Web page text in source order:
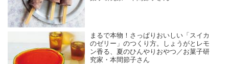
まるで本物！さっぱりおいしい「スイカ
のゼリー」のつくり方。しょうがとレモ
ン香る、夏のひんやりおやつ／お菓子研
究家・本間節子さん